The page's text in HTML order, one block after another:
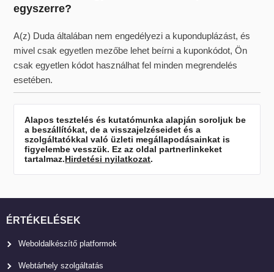
egyszerre?
A(z) Duda általában nem engedélyezi a kuponduplázást, és
mivel csak egyetlen mezőbe lehet beírni a kuponkódot, Ön
csak egyetlen kódot használhat fel minden megrendelés
esetében.
Alapos tesztelés és kutatómunka alapján soroljuk be
a beszállítókat, de a visszajelzéseidet és a
szolgáltatókkal való üzleti megállapodásainkat is
figyelembe vesszük. Ez az oldal partnerlinkeket
tartalmaz.Hirdetési nyilatkozat.
ÉRTÉKELÉSEK
Weboldalkészítő platformok
Webtárhely szolgáltatás